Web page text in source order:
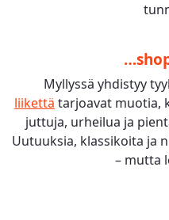
Myllyssä yhdistyy
liikettä tarjoavat muotia,
juttuja, urheilua ja
Uutuuksia, klassikoita ja
– mutta